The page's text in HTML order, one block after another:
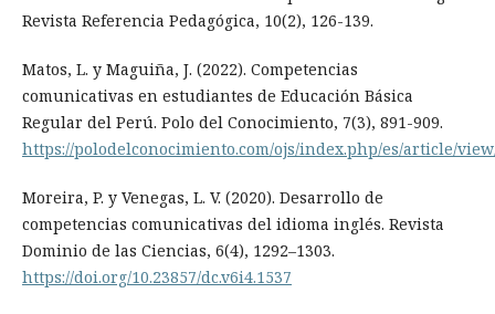
Revista Referencia Pedagógica, 10(2), 126-139.
Matos, L. y Maguiña, J. (2022). Competencias
comunicativas en estudiantes de Educación Básica
Regular del Perú. Polo del Conocimiento, 7(3), 891-909.
https://polodelconocimiento.com/ojs/index.php/es/article/
Moreira, P. y Venegas, L. V. (2020). Desarrollo de
competencias comunicativas del idioma inglés. Revista
Dominio de las Ciencias, 6(4), 1292–1303.
https://doi.org/10.23857/dc.v6i4.1537